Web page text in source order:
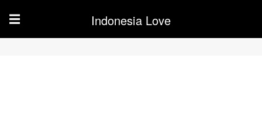
☰ Indonesia Love